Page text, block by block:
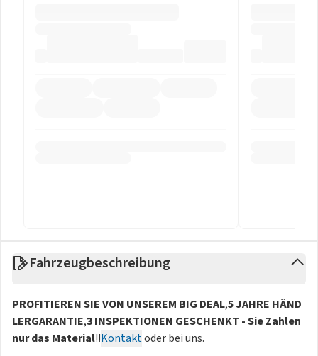
Fahrzeugbeschreibung
PROFITIEREN SIE VON UNSEREM BIG DEAL,5 JAHRE HÄND
LERGARANTIE,3 INSPEKTIONEN GESCHENKT - Sie Zahlen
nur das Material!!Kontaktoder bei uns.